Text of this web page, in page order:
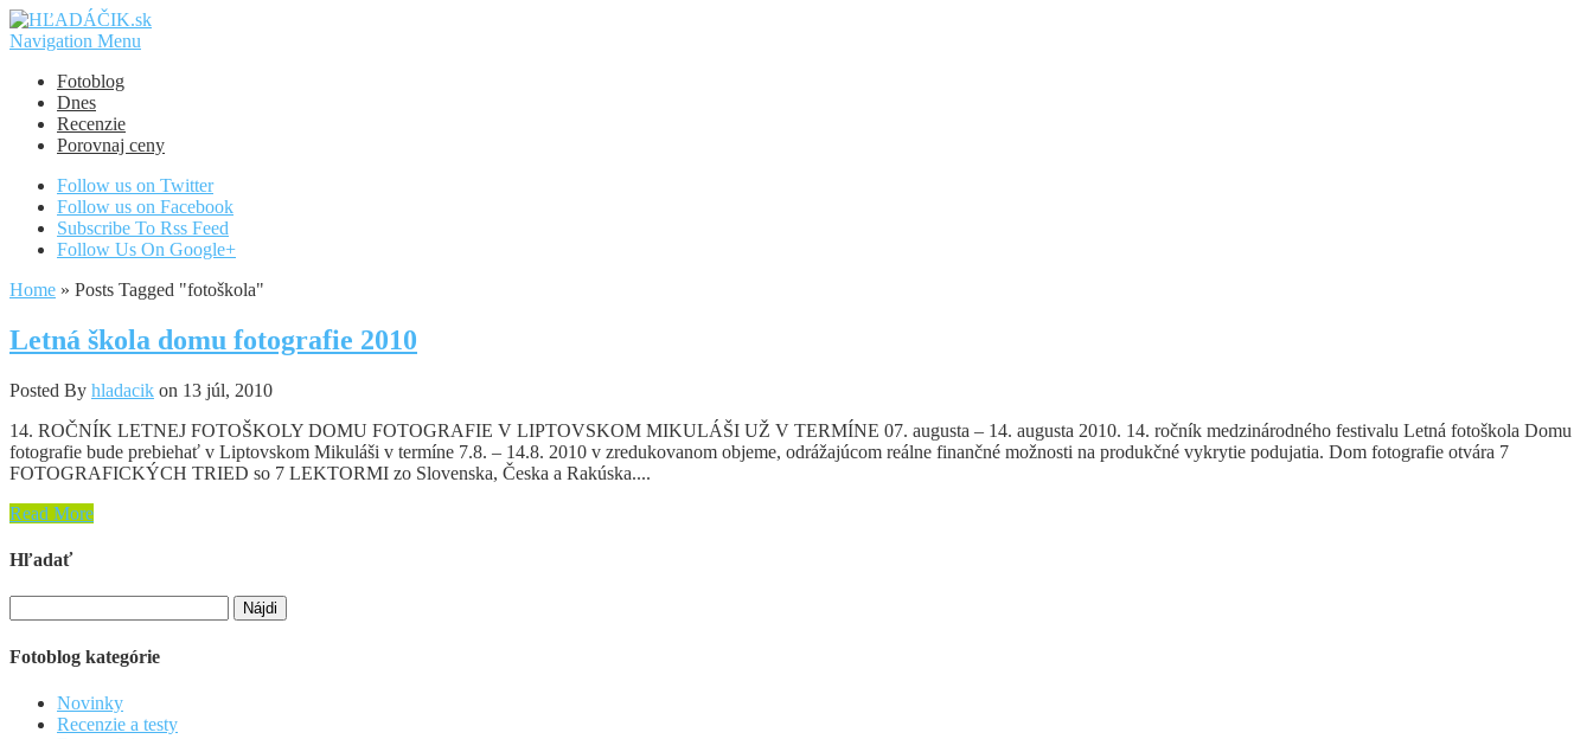
Navigation Menu
Fotoblog
Dnes
Recenzie
Porovnaj ceny
Follow us on Twitter
Follow us on Facebook
Subscribe To Rss Feed
Follow Us On Google+
Home » Posts Tagged "fotoškola"
Letná škola domu fotografie 2010
Posted By hladacik on 13 júl, 2010
14. ROČNÍK LETNEJ FOTOŠKOLY DOMU FOTOGRAFIE V LIPTOVSKOM MIKULÁŠI UŽ V TERMÍNE 07. augusta – 14. augusta 2010. 14. ročník medzinárodného festivalu Letná fotoškola Domu
fotografie bude prebiehať v Liptovskom Mikuláši v termíne 7.8. – 14.8. 2010 v zredukovanom objeme, odrážajúcom reálne finančné možnosti na produkčné vykrytie podujatia. Dom fotografie otvára 7
FOTOGRAFICKÝCH TRIED so 7 LEKTORMI zo Slovenska, Česka a Rakúska....
Read More
Hľadať
Fotoblog kategórie
Novinky
Recenzie a testy